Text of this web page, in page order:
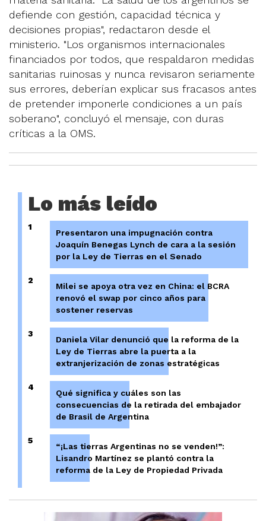
defiende con gestión, capacidad técnica y
decisiones propias", redactaron desde el
ministerio. "Los organismos internacionales
financiados por todos, que respaldaron medidas
sanitarias ruinosas y nunca revisaron seriamente
sus errores, deberían explicar sus fracasos antes
de pretender imponerle condiciones a un país
soberano", concluyó el mensaje, con duras
críticas a la OMS.
Lo más leído
1
Presentaron una impugnación contra
Joaquín Benegas Lynch de cara a la sesión
por la Ley de Tierras en el Senado
2
Milei se apoya otra vez en China: el BCRA
renovó el swap por cinco años para
sostener reservas
3
Daniela Vilar denunció que la reforma de la
Ley de Tierras abre la puerta a la
extranjerización de zonas estratégicas
4
Qué significa y cuáles son las
consecuencias de la retirada del embajador
de Brasil de Argentina
5
“¡Las tierras Argentinas no se venden!”:
Lisandro Martínez se plantó contra la
reforma de la Ley de Propiedad Privada